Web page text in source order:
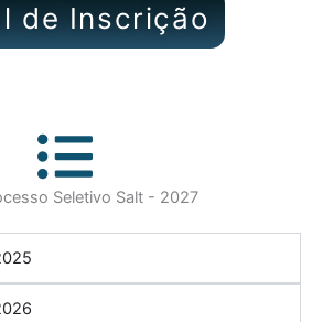
de Inscrição
Seletivo Salt - 2027